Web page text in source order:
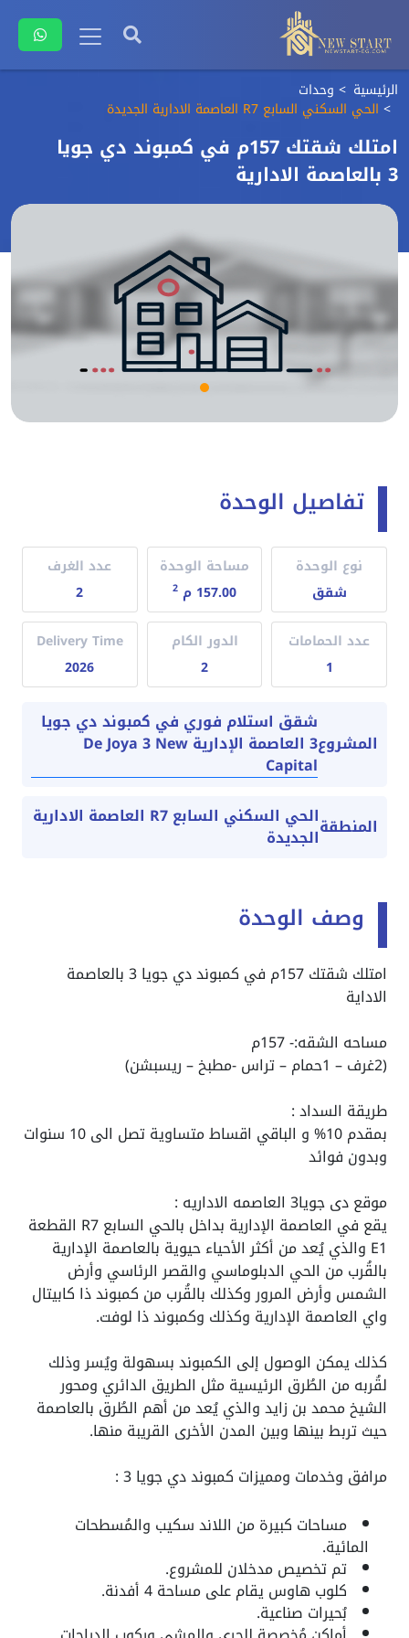
الرئيسية وحدات
الحي السكني السابع R7 العاصمة الادارية الجديدة
امتلك شقتك 157م في كمبوند دي جويا
3 بالعاصمة الادارية
تفاصيل الوحدة
نوع الوحدة
شقق
مساحة الوحدة
157.00 م
2
عدد الغرف
2
عدد الحمامات
1
الدور الكام
2
Delivery Time
2026
المشروع
شقق استلام فوري في كمبوند دي جويا
3 العاصمة الإدارية De Joya 3 New
Capital
المنطقة الحي السكني السابع R7 العاصمة الادارية
الجديدة
وصف الوحدة
امتلك شقتك 157م في كمبوند دي جويا 3 بالعاصمة
الاداية
مساحه الشقه:- 157م
(2غرف – 1حمام – تراس -مطبخ – ريسبشن)
طريقة السداد :
بمقدم 10% و الباقي اقساط متساوية تصل الى 10 سنوات
وبدون فوائد
موقع دى جويا3 العاصمه الاداريه :
يقع في العاصمة الإدارية بداخل بالحي السابع R7 القطعة
E1 والذي يُعد من أكثر الأحياء حيوية بالعاصمة الإدارية
بالقُرب من الحي الدبلوماسي والقصر الرئاسي وأرض
الشمس وأرض المرور وكذلك بالقُرب من كمبوند ذا كابيتال
واي العاصمة الإدارية وكذلك وكمبوند ذا لوفت.
كذلك يمكن الوصول إلى الكمبوند بسهولة ويُسر وذلك
لقُربه من الطُرق الرئيسية مثل الطريق الدائري ومحور
الشيخ محمد بن زايد والذي يُعد من أهم الطُرق بالعاصمة
حيث تربط بينها وبين المدن الأخرى القريبة منها.
مرافق وخدمات ومميزات كمبوند دي جويا 3 :
مساحات كبيرة من اللاند سكيب والمُسطحات
المائية.
تم تخصيص مدخلان للمشروع.
كلوب هاوس يقام على مساحة 4 أفدنة.
بُحيرات صناعية.